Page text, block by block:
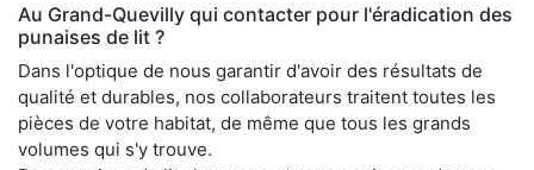
Au Grand-Quevilly qui contacter pour l'éradication des
punaises de lit ?
Dans l'optique de nous garantir d'avoir des résultats de
qualité et durables, nos collaborateurs traitent toutes les
pièces de votre habitat, de même que tous les grands
volumes qui s'y trouve.